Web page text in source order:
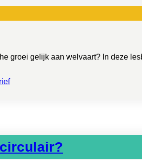
groei gelijk aan welvaart? In deze